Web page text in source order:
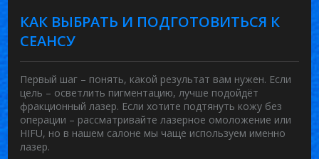
КАК ВЫБРАТЬ И ПОДГОТОВИТЬСЯ К
СЕАНСУ
Первый шаг – понять, какой результат вам нужен. Если
цель – осветлить пигментацию, лучше подойдёт
фракционный лазер. Если хотите подтянуть кожу без
операции – рассматривайте лазерное омоложение или
HIFU, но в нашем салоне мы чаще используем именно
лазер.